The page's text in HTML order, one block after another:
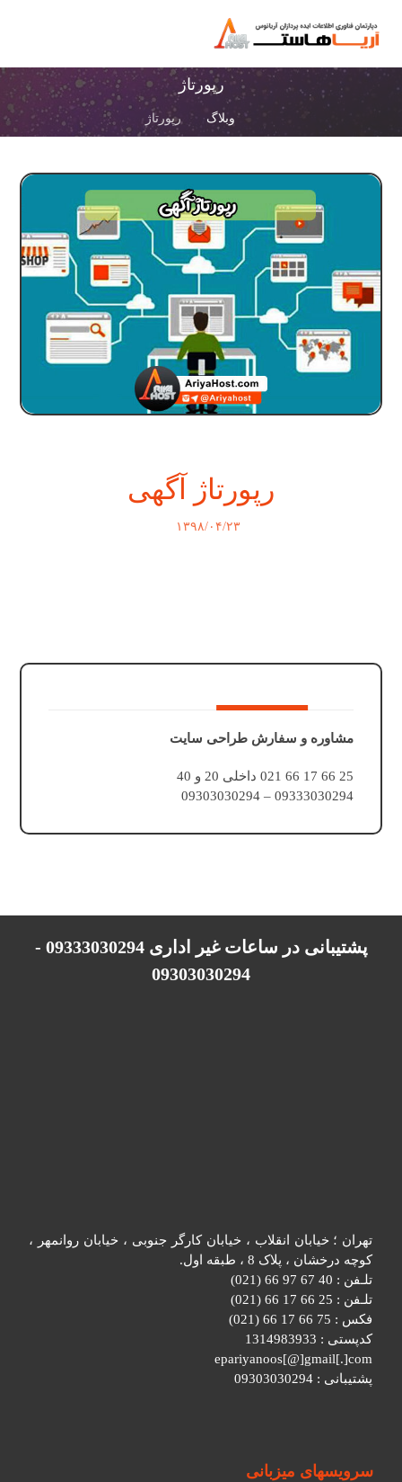
رپورتاژ
وبلاگ رپورتاژ
رپورتاژ آگهی
۱۳۹۸/۰۴/۲۳
مشاوره و سفارش طراحی سایت
25 66 17 66 021 داخلی 20 و 40
09333030294 – 09303030294
پشتیبانی در ساعات غیر اداری 09333030294 -
09303030294
تهران ؛ خیابان انقلاب ، خیابان کارگر جنوبی ، خیابان روانمهر ،
کوچه درخشان ، پلاک 8 ، طبقه اول.
تلـفن : 40 67 97 66 (021)
تلـفن : 25 66 17 66 (021)
فکس : 75 66 17 66 (021)
کدپستی : 1314983933
epariyanoos[@]gmail[.]com
پشتیبانی : 09303030294
سرویسهای میزبانی